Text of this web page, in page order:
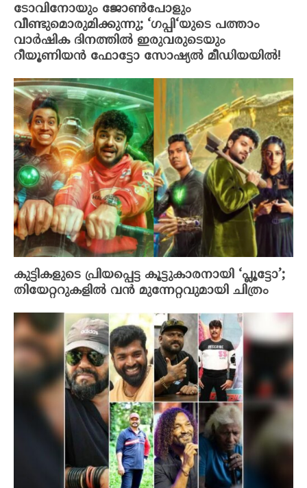
ടോവിനോയും ജോൺപോളും
വീണ്ടുമൊരുമിക്കുന്നു; ‘ഗപ്പി‘യുടെ പത്താം
വാർഷിക ദിനത്തിൽ ഇരുവരുടെയും
റീയൂണിയൻ ഫോട്ടോ സോഷ്യൽ മീഡിയയിൽ!
കുട്ടികളുടെ പ്രിയപ്പെട്ട കൂട്ടുകാരനായി ‘പ്ലൂട്ടോ’;
തിയേറ്ററുകളിൽ വൻ മുന്നേറ്റവുമായി ചിത്രം